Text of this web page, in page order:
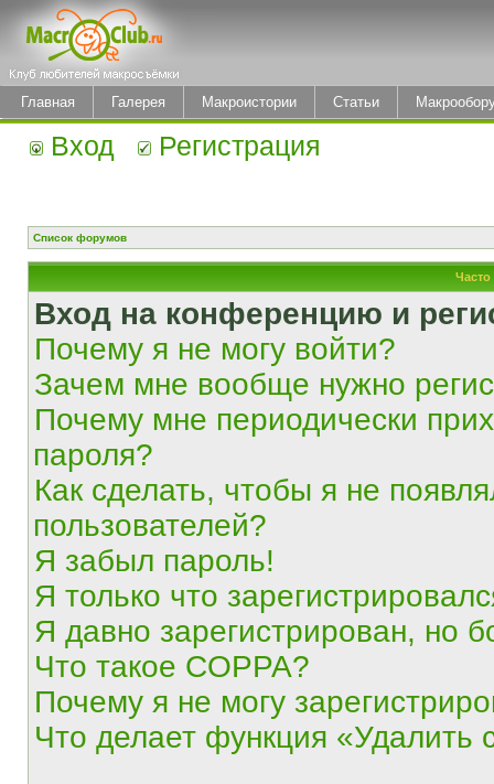
Главная Галерея Макроистории Статьи
Вход Регистрация
Список форумов
Вход на конференцию и
Почему я не могу войти?
Зачем мне вообще нужно
Почему мне периодически
пароля?
Как сделать, чтобы я не
пользователей?
Я забыл пароль!
Я только что
Я давно зарегистрирован, но
Что такое COPPA?
Почему я не могу
Что делает функция «Удалить